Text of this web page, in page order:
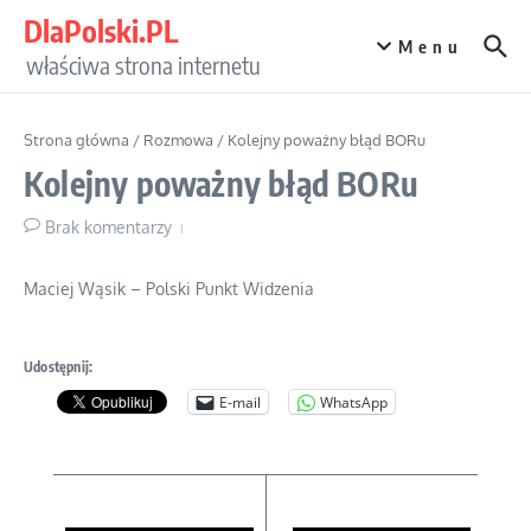
DlaPolski.PL
właściwa strona internetu
Menu
Strona główna / Rozmowa / Kolejny poważny błąd BORu
Kolejny poważny błąd BORu
Brak komentarzy
Maciej Wąsik – Polski Punkt Widzenia
Udostępnij:
E-mail WhatsApp